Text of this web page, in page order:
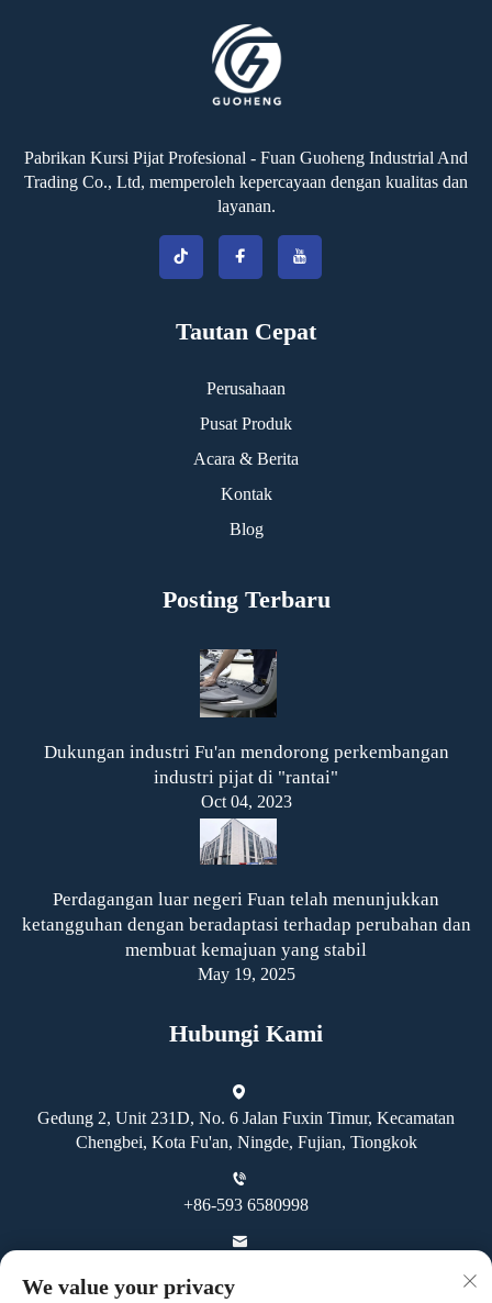
Pabrikan Kursi Pijat Profesional - Fuan Guoheng Industrial And
Trading Co., Ltd, memperoleh kepercayaan dengan kualitas dan
layanan.
Tautan Cepat
Perusahaan
Pusat Produk
Acara & Berita
Kontak
Blog
Posting Terbaru
Dukungan industri Fu'an mendorong perkembangan
industri pijat di "rantai"
Oct 04, 2023
Perdagangan luar negeri Fuan telah menunjukkan
ketangguhan dengan beradaptasi terhadap perubahan dan
membuat kemajuan yang stabil
May 19, 2025
Hubungi Kami
Gedung 2, Unit 231D, No. 6 Jalan Fuxin Timur, Kecamatan
Chengbei, Kota Fu'an, Ningde, Fujian, Tiongkok
+86-593 6580998
We value your privacy